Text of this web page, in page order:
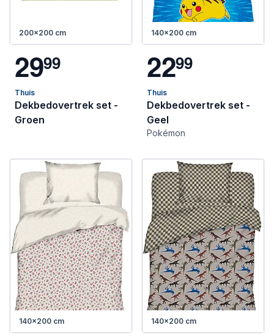
200x200 cm
2999
Thuis
Dekbedovertrek set -
Groen
140x200 cm
2299
Thuis
Dekbedovertrek set -
Geel
Pokémon
140x200 cm 140x200 cm